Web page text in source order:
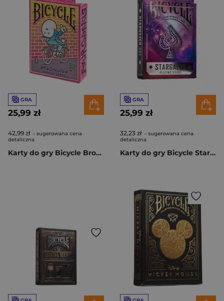
GRA
25,99 zł
42,99 zł - sugerowana cena
detaliczna
Karty do gry Bicycle Brosmind Four Gangs
GRA
25,99 zł
32,23 zł - sugerowana cena
detaliczna
Karty do gry Bicycle Stargazer 201